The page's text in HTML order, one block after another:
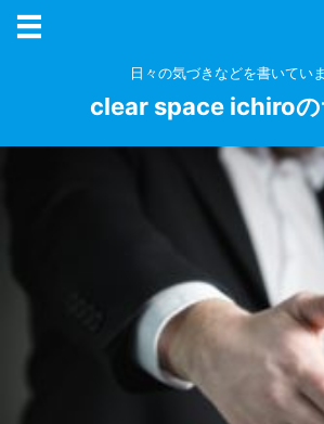
日々の気づきなどを書いていま
clear space ichiroの